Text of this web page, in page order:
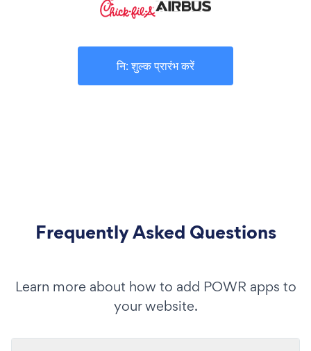
नि: शुल्क प्रारंभ करें
Frequently Asked Questions
Learn more about how to add POWR apps to
your website.